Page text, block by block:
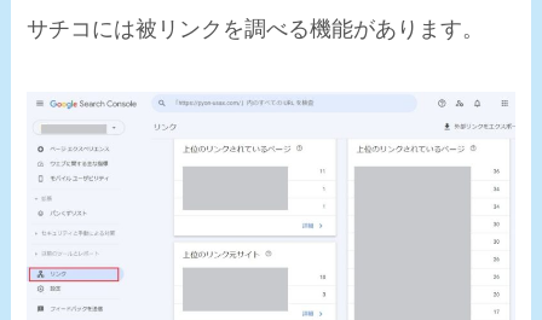
サチコには被リンクを調べる機能があります。